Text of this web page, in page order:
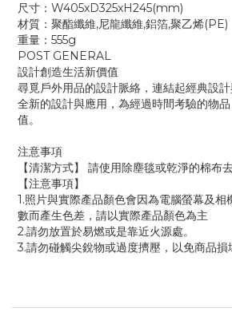
尺寸：W405xD325xH245(mm)
材質：聚酯纖維,尼龍纖維,鋁箔,聚乙烯(PE)
重量：555g
POST GENERAL
設計創造生活新價值
尋覓戶外用品的設計脈絡，連結起經典設
全新的設計與應用，為經過時間考驗的物
值。
注意事項
【清潔方式】 請使用除塵毯或乾淨的棉布
【注意事項】
1.照片與實際產品顏色會因為電腦螢幕及
數而產生色差，請以實際產品顏色為主
2.請勿放置於易燃或是靠近火源處。
3.請勿碰觸尖銳物或過度擠壓，以免商品損